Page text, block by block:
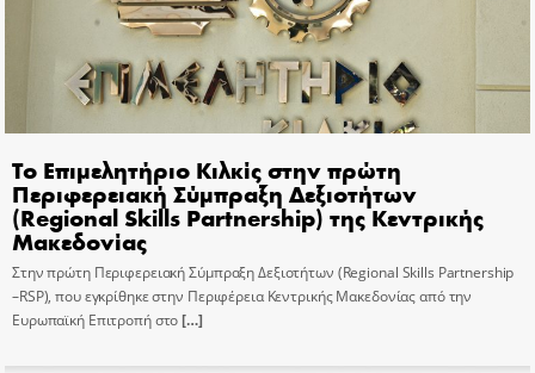
Το Επιμελητήριο Κιλκίς στην πρώτη
Περιφερειακή Σύμπραξη Δεξιοτήτων
(Regional Skills Partnership) της Κεντρικής
Μακεδονίας
Στην πρώτη Περιφερειακή Σύμπραξη Δεξιοτήτων (Regional Skills Partnership
–RSP), που εγκρίθηκε στην Περιφέρεια Κεντρικής Μακεδονίας από την
Ευρωπαϊκή Επιτροπή στο[…]